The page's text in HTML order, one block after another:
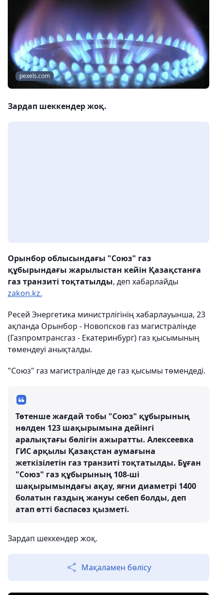
pexels.com
Зардап шеккендер жоқ.
Орынбор облысындағы "Союз" газ
құбырындағы жарылыстан кейін Қазақстанға
газ транзиті тоқтатылды, деп хабарлайды
zakon.kz.
Ресей Энергетика министрлігінің хабарлауынша, 23
ақпанда Орынбор - Новопсков газ магистралінде
(Газпромтрансгаз - Екатеринбург) газ қысымының
төмендеуі анықталды.
"Союз" газ магистралінде де газ қысымы төмендеді.
Төтенше жағдай тобы "Союз" құбырының
нөлден 123 шақырымына дейінгі
аралықтағы бөлігін ажыратты. Алексеевка
ГИС арқылы Қазақстан аумағына
жеткізілетін газ транзиті тоқтатылды. Бұған
"Союз" газ құбырының 108-ші
шақырымындағы ақау, яғни диаметрі 1400
болатын газдың жануы себеп болды, деп
атап өтті баспасөз қызметі.
Зардап шеккендер жоқ.
Мақаламен бөлісу